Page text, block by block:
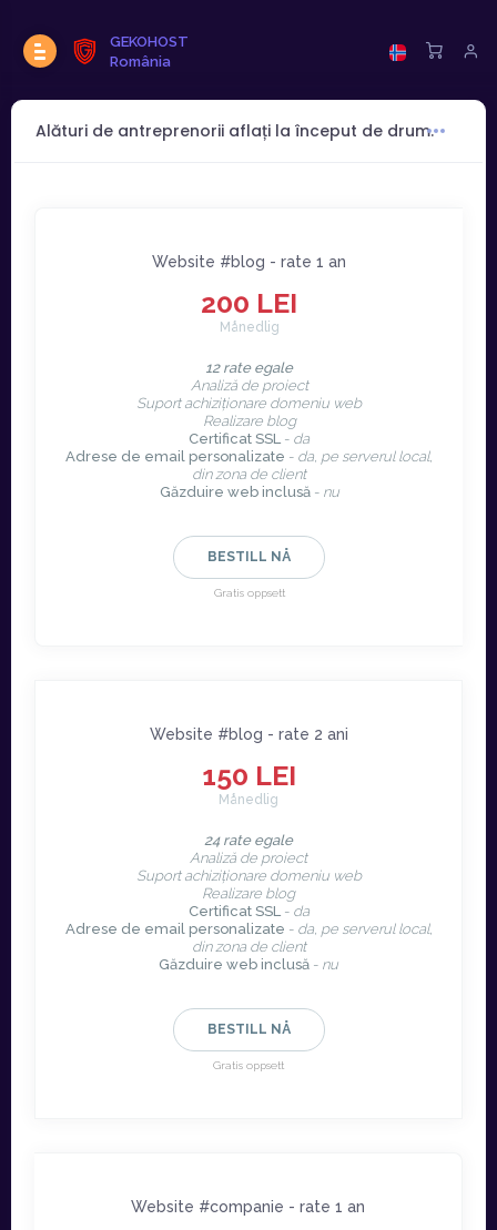
GEKOHOST
România
Alături de antreprenorii aflați la început de drum.
Website #blog - rate 1 an
200 LEI
Månedlig
12 rate egale
Analiză de proiect
Suport achiziționare domeniu web
Realizare blog
Certificat SSL - da
Adrese de email personalizate - da, pe serverul local,
din zona de client
Găzduire web inclusă- nu
BESTILL NÅ
Gratis oppsett
Website #blog - rate 2 ani
150 LEI
Månedlig
24 rate egale
Analiză de proiect
Suport achiziționare domeniu web
Realizare blog
Certificat SSL- da
Adrese de email personalizate - da, pe serverul local,
din zona de client
Găzduire web inclusă - nu
BESTILL NÅ
Gratis oppsett
Website #companie - rate 1 an